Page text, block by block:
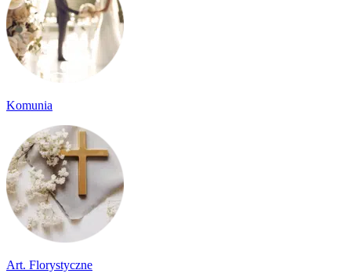
Komunia
Art. Florystyczne